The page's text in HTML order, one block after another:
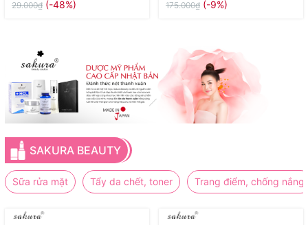
29.000₫ (-48%) 175.000₫ (-9%)
SAKURA BEAUTY
Sữa rửa mặt Tẩy da chết, toner Trang điểm, chống nắng